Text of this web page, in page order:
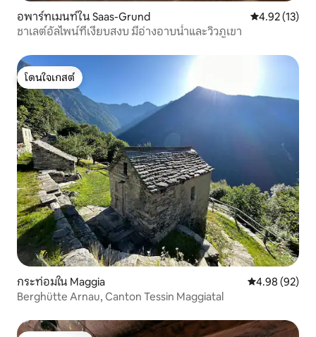
อพาร์ทเมนท์ใน Saas-Grund คะแนนเฉลี่ย
4.92 (13)
ชาเลต์อัลไพน์ที่เงียบสงบ มีอ่างอาบน้ำและวิวภูเขา
โดนใจเกสต์
โดนใจเกสต์
กระท่อมใน Maggia คะแนนเฉลี่ย
4.98 (92)
Berghütte Arnau, Canton Tessin Maggiatal